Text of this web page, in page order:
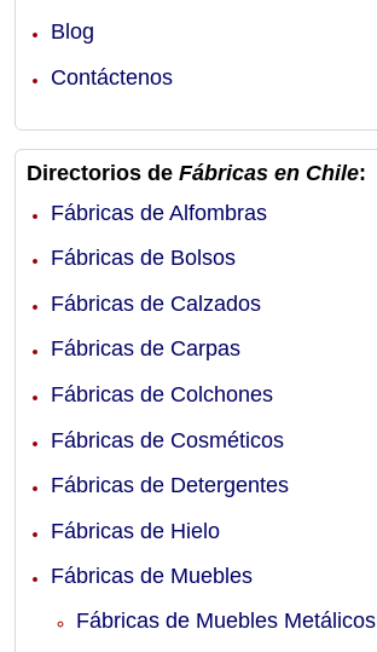
Blog
Contáctenos
Directorios de Fábricas en Chile:
Fábricas de Alfombras
Fábricas de Bolsos
Fábricas de Calzados
Fábricas de Carpas
Fábricas de Colchones
Fábricas de Cosméticos
Fábricas de Detergentes
Fábricas de Hielo
Fábricas de Muebles
Fábricas de Muebles Metálicos